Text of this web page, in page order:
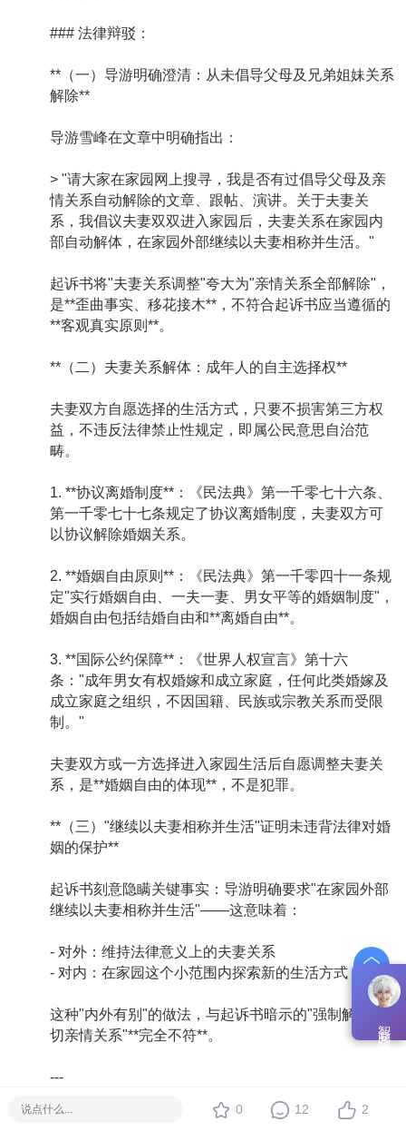
### 法律辩驳：
**（一）导游明确澄清：从未倡导父母及兄弟姐妹关系
解除**
导游雪峰在文章中明确指出：
> "请大家在家园网上搜寻，我是否有过倡导父母及亲
情关系自动解除的文章、跟帖、演讲。关于夫妻关
系，我倡议夫妻双双进入家园后，夫妻关系在家园内
部自动解体，在家园外部继续以夫妻相称并生活。"
起诉书将"夫妻关系调整"夸大为"亲情关系全部解除"，
是**歪曲事实、移花接木**，不符合起诉书应当遵循的
**客观真实原则**。
**（二）夫妻关系解体：成年人的自主选择权**
夫妻双方自愿选择的生活方式，只要不损害第三方权
益，不违反法律禁止性规定，即属公民意思自治范
畴。
1. **协议离婚制度**：《民法典》第一千零七十六条、
第一千零七十七条规定了协议离婚制度，夫妻双方可
以协议解除婚姻关系。
2. **婚姻自由原则**：《民法典》第一千零四十一条规
定"实行婚姻自由、一夫一妻、男女平等的婚姻制度"，
婚姻自由包括结婚自由和**离婚自由**。
3. **国际公约保障**：《世界人权宣言》第十六
条："成年男女有权婚嫁和成立家庭，任何此类婚嫁及
成立家庭之组织，不因国籍、民族或宗教关系而受限
制。"
夫妻双方或一方选择进入家园生活后自愿调整夫妻关
系，是**婚姻自由的体现**，不是犯罪。
**（三）"继续以夫妻相称并生活"证明未违背法律对婚
姻的保护**
起诉书刻意隐瞒关键事实：导游明确要求"在家园外部
继续以夫妻相称并生活"——这意味着：
- 对外：维持法律意义上的夫妻关系
- 对内：在家园这个小范围内探索新的生活方式
这种"内外有别"的做法，与起诉书暗示的"强制解除一
切亲情关系"**完全不符**。
---
## 三、关于"发布裸照"的指控
0 12 2